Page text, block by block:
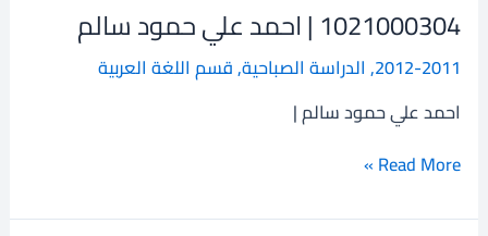
1021000304 | احمد علي حمود سالم
2012-2011
, الدراسة الصباحية,قسم اللغة العربية
احمد علي حمود سالم |
1021000304
احمد
علي
حمود
سالم
Read More »